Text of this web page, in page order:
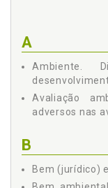
Influência da
2.1.2
2.1.3
com a
2.1.4
2.2.2.1
A
Ambiente.
Avaliação
adversos nas
B
Bem (jurídico)